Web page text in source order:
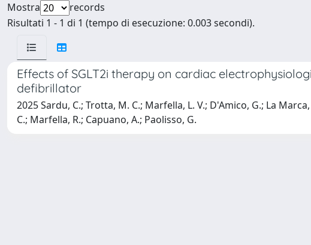
Mostra
records
Risultati 1 - 1 di 1 (tempo di esecuzione: 0.003 secondi).
Effects of SGLT2i therapy on cardiac
defibrillator
2025 Sardu, C.; Trotta, M. C.; Marfella, L. V.; D'Amico, G.; La
C.; Marfella, R.; Capuano, A.; Paolisso, G.